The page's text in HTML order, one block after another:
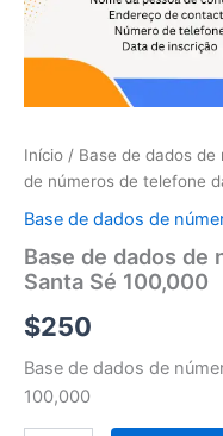
Início / Base de dados
de números de telefone
Base de dados de
Base de dados de
Santa Sé 100,000
$250
Base de dados de
100,000
telefone
Santa
100,000